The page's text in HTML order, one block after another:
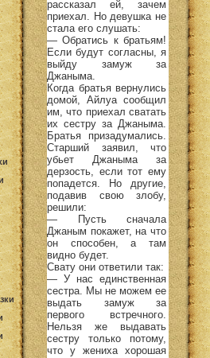
рассказал ей, зачем
приехал. Но девушка не
стала его слушать:
— Обратись к братьям!
Если будут согласны, я
выйду замуж за
Джаныма.
Когда братья вернулись
домой, Айлуа сообщил
им, что приехал сватать
их сестру за Джаныма.
Братья призадумались.
Старший заявил, что
убьет Джаныма за
дерзость, если тот ему
попадется. Но другие,
подавив свою злобу,
решили:
— Пусть сначала
Джаным покажет, на что
он способен, а там
видно будет.
Свату они ответили так:
— У нас единственная
сестра. Мы не можем ее
выдать замуж за
первого встречного.
Нельзя же выдавать
сестру только потому,
что у жениха хорошая